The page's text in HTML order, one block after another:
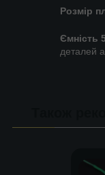
Розмір
Ємність
деталей